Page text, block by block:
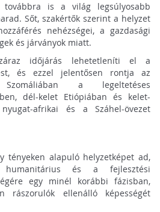
továbbra is a világ legsúlyosabb
Sőt, szakértők szerint a helyzet
nehézségei, a gazdasági
és járványok miatt.
időjárás lehetetleníti el a
és ezzel jelentősen rontja az
Szomáliában a legeltetéses
dél-kelet Etiópiában és kelet-
afrikai és a Száhel-övezet
tényeken alapuló helyzetképet ad,
és a fejlesztési
egy minél korábbi fázisban,
rászorulók ellenálló képességét